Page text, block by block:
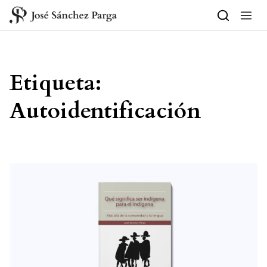
Saltar al contenido
Etiqueta:
Autoidentificación